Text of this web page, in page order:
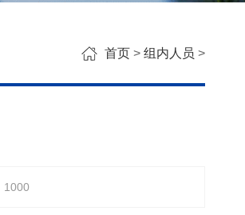
首页 > 组内人员 >
1000